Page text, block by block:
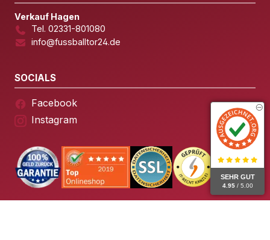
Verkauf Hagen
Tel. 02331-801080
info@fussballtor24.de
SOCIALS
Facebook
Instagram
SEHR GUT
4.95 / 5.00